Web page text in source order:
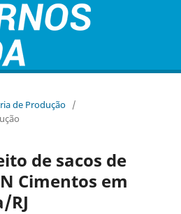
de Produção /
de sacos de
Cimentos em
RJ